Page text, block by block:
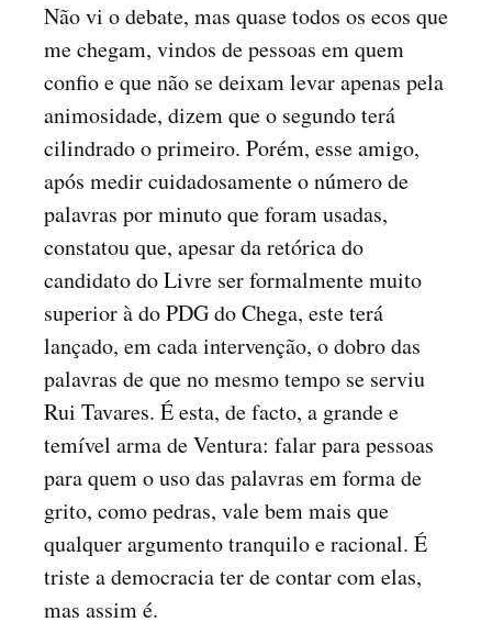
Não vi o debate, mas quase todos os ecos que
me chegam, vindos de pessoas em quem
confio e que não se deixam levar apenas pela
animosidade, dizem que o segundo terá
cilindrado o primeiro. Porém, esse amigo,
após medir cuidadosamente o número de
palavras por minuto que foram usadas,
constatou que, apesar da retórica do
candidato do Livre ser formalmente muito
superior à do PDG do Chega, este terá
lançado, em cada intervenção, o dobro das
palavras de que no mesmo tempo se serviu
Rui Tavares. É esta, de facto, a grande e
temível arma de Ventura: falar para pessoas
para quem o uso das palavras em forma de
grito, como pedras, vale bem mais que
qualquer argumento tranquilo e racional. É
triste a democracia ter de contar com elas,
mas assim é.